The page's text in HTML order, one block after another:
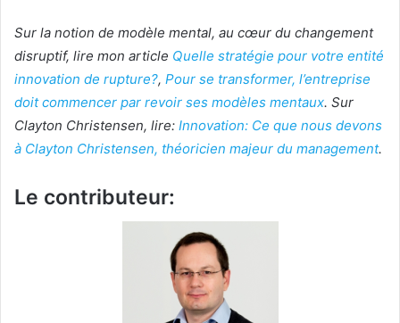
Sur la notion de modèle mental, au cœur du changement
disruptif, lire mon article Quelle stratégie pour votre entité
innovation de rupture?, Pour se transformer, l’entreprise
doit commencer par revoir ses modèles mentaux. Sur
Clayton Christensen, lire: Innovation: Ce que nous devons
à Clayton Christensen, théoricien majeur du management.
Le contributeur: